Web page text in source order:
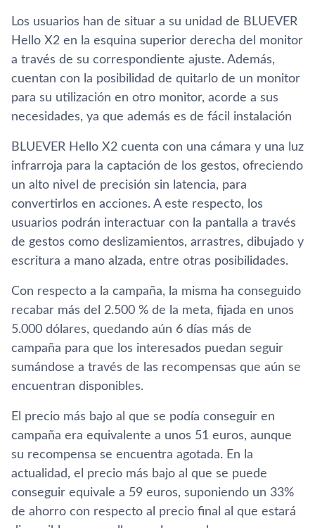
Los usuarios han de situar a su unidad de BLUEVER
Hello X2 en la esquina superior derecha del monitor
a través de su correspondiente ajuste. Además,
cuentan con la posibilidad de quitarlo de un monitor
para su utilización en otro monitor, acorde a sus
necesidades, ya que además es de fácil instalación
BLUEVER Hello X2 cuenta con una cámara y una luz
infrarroja para la captación de los gestos, ofreciendo
un alto nivel de precisión sin latencia, para
convertirlos en acciones. A este respecto, los
usuarios podrán interactuar con la pantalla a través
de gestos como deslizamientos, arrastres, dibujado y
escritura a mano alzada, entre otras posibilidades.
Con respecto a la campaña, la misma ha conseguido
recabar más del 2.500 % de la meta, fijada en unos
5.000 dólares, quedando aún 6 días más de
campaña para que los interesados puedan seguir
sumándose a través de las recompensas que aún se
encuentran disponibles.
El precio más bajo al que se podía conseguir en
campaña era equivalente a unos 51 euros, aunque
su recompensa se encuentra agotada. En la
actualidad, el precio más bajo al que se puede
conseguir equivale a 59 euros, suponiendo un 33%
de ahorro con respecto al precio final al que estará